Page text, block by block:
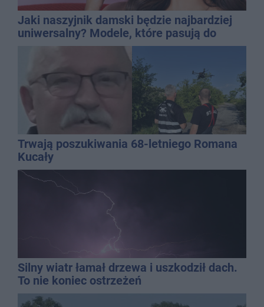
Jaki naszyjnik damski będzie najbardziej
uniwersalny? Modele, które pasują do
wielu stylizacji
Trwają poszukiwania 68-letniego Romana
Kucały
Silny wiatr łamał drzewa i uszkodził dach.
To nie koniec ostrzeżeń